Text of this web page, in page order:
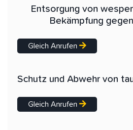
Entsorgung von
Bekämpfung
Gleich Anrufen
Schutz und Abwehr von
Gleich Anrufen